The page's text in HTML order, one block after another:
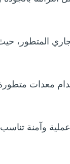
المتطور،
معدات متطورة،
وآمنة